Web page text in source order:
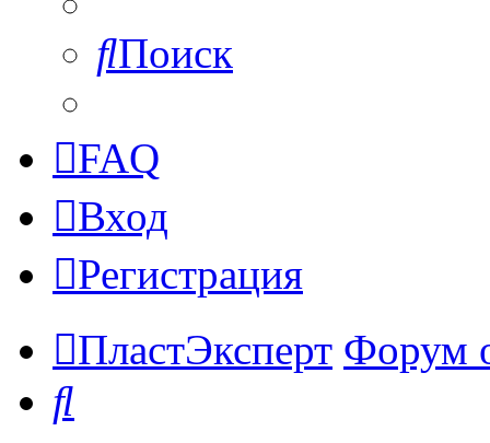
Поиск
FAQ
Вход
Регистрация
ПластЭксперт Форум